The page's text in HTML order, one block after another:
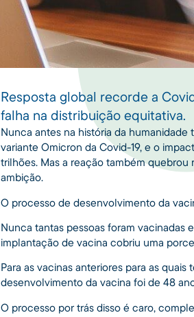
Resposta global recorde a
falha na distribuição equitativa.
Nunca antes na história da
variante Omicron da Covid-19, e o
trilhões. Mas a reação também
ambição.
O processo de desenvolvimento da
Nunca tantas pessoas foram
implantação de vacina cobriu uma
Para as vacinas anteriores para as
desenvolvimento da vacina foi de 48
O processo por trás disso é caro,